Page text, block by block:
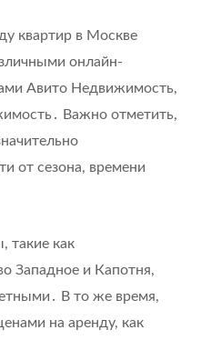
квартир в Москве
онлайн-
Авито Недвижимость,
Важно отметить,
от сезона, времени
такие как
Западное и Капотня,
В то же время,
на аренду, как